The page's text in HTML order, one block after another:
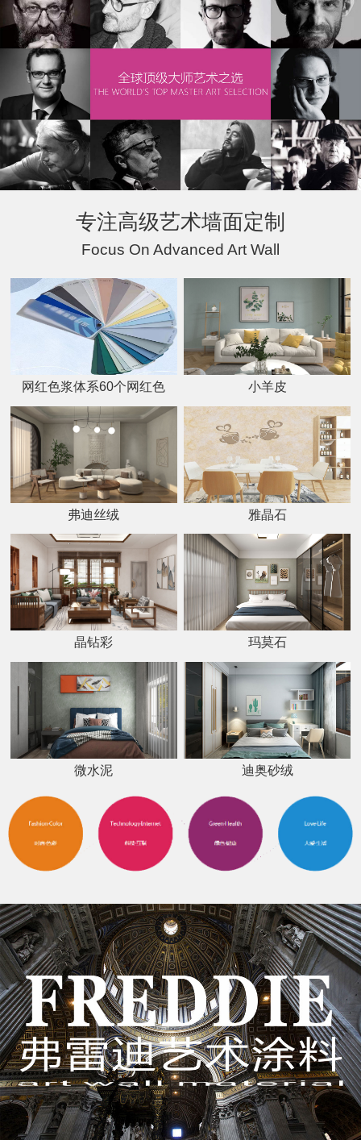
专注高级艺术墙面定制
Focus On Advanced Art Wall
网红色浆体系60个网红色 小羊皮
弗迪丝绒 雅晶石
晶钻彩 玛莫石
微水泥 迪奥砂绒